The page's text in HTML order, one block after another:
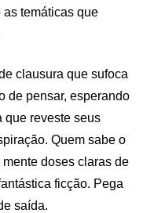
temáticas que
clausura que sufoca
de pensar, esperando
que reveste seus
Quem sabe o
doses claras de
ficção. Pega
saída.